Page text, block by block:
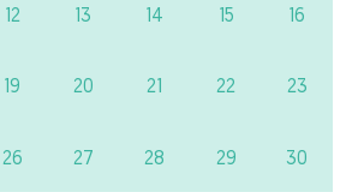
12 13 14 15 16
19 20 21 22 23
26 27 28 29 30